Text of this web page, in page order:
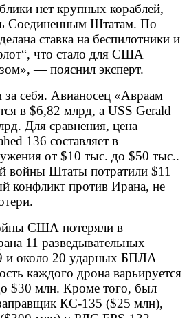
нет крупных кораблей,
Соединенным Штатам. По
ставка на беспилотники и
что стало для США
— пояснил эксперт.
себя. Авианосец «Авраам
в $6,82 млрд, а USS Gerald
Для сравнения, цена
136 составляет в
от $10 тыс. до $50 тыс..
войны Штаты потратили $11
конфликт против Ирана, не
США потеряли в
11 разведывательных
и около 20 ударных БПЛА
каждого дрона варьируется
$30 млн. Кроме того, был
КС-135 ($25 млн),